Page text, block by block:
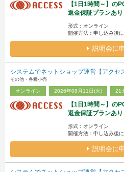
【1日1時間～】の
返金保証プランあり
形式：オンライン
開催方法：申し込み後
説明会に
システムでネットショップ運営【アクセ
その他・各種小売
オンライン 2026年08月11日(火)
【1日1時間～】の
返金保証プランあり
形式：オンライン
開催方法：申し込み後
説明会に